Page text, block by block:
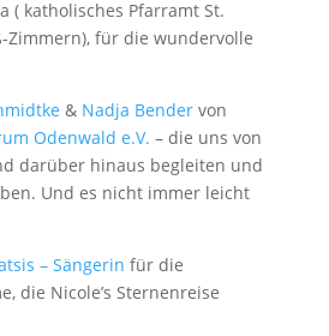
( katholisches Pfarramt St.
Zimmern), für die wundervolle
& Nadja Bendervon
Odenwald e.V. – die uns von
darüber hinaus begleiten und
Und es nicht immer leicht
– Sängerin für die
die Nicole’s Sternenreise